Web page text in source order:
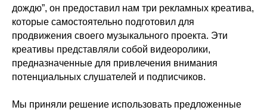
дождю”, он предоставил нам три рекламных креатива,
которые самостоятельно подготовил для
продвижения своего музыкального проекта. Эти
креативы представляли собой видеоролики,
предназначенные для привлечения внимания
потенциальных слушателей и подписчиков.
Мы приняли решение использовать предложенные